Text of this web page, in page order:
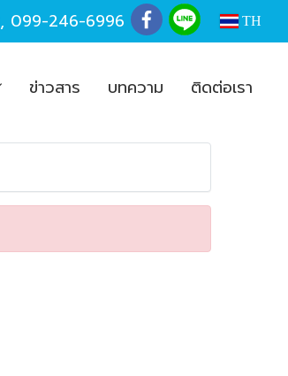
, 099-246-6996 TH
ข่าวสาร บทความ ติดต่อเรา